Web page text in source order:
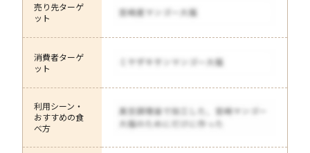
売り先ターゲ
ット
消費者ターゲ
ット
利用シーン・
おすすめの食
べ方